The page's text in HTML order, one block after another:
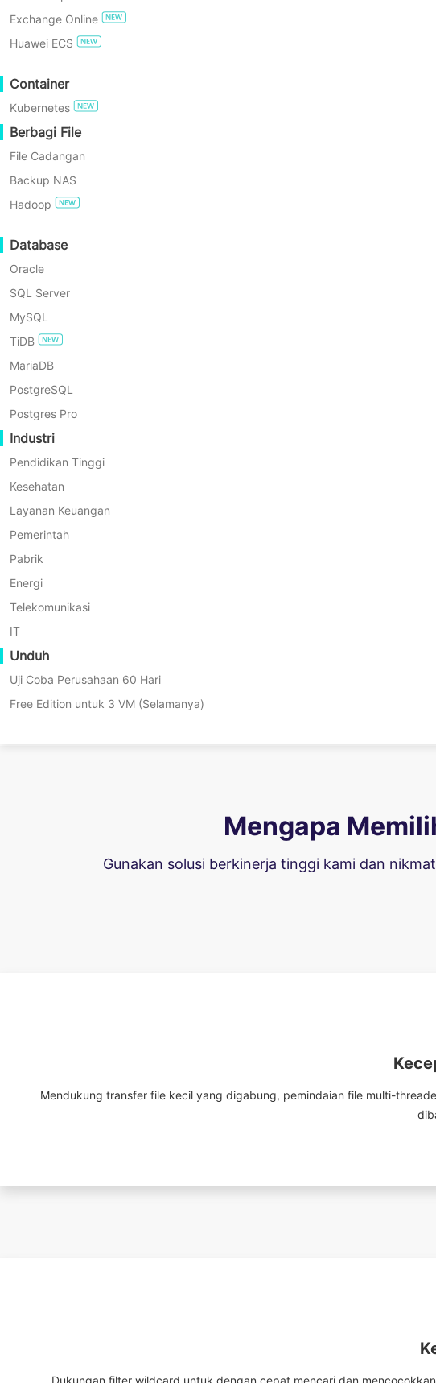
Exchange Online
Huawei ECS
Container
Kubernetes
Berbagi File
File Cadangan
Backup NAS
Hadoop
Database
Oracle
SQL Server
MySQL
TiDB
MariaDB
PostgreSQL
Postgres Pro
Industri
Pendidikan Tinggi
Kesehatan
Layanan Keuangan
Pemerintah
Pabrik
Energi
Telekomunikasi
IT
Unduh
Uji Coba Perusahaan 60 Hari
Free Edition untuk 3 VM (Selamanya)
Jutaan file kecil melumpuhkan manajemen, akses, dan penyimpanan,
Mengapa
Gunakan solusi berkinerja tinggi kami dan
Mendukung transfer file kecil yang digabung, pemindaian file multi-
Dukungan filter wildcard untuk dengan cepat mencari dan